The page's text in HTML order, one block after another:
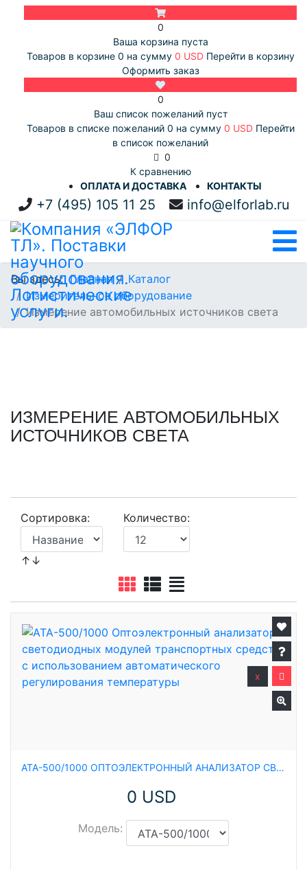
0
Ваша корзина пуста
Товаров в корзине 0 на сумму 0 USD Перейти в корзину
Оформить заказ
0
Ваш список пожеланий пуст
Товаров в списке пожеланий 0 на сумму 0 USD Перейти
в список пожеланий
0
К сравнению
ОПЛАТА И ДОСТАВКА
КОНТАКТЫ
+7 (495) 105 11 25 info@elforlab.ru
Вы здесь:Главная
Каталог
Измерительное оборудование
Измерение автомобильных источников света
ИЗМЕРЕНИЕ АВТОМОБИЛЬНЫХ
ИСТОЧНИКОВ СВЕТА
Сортировка:
↑↓
Количество:
ATA-500/1000 ОПТОЭЛЕКТРОННЫЙ АНАЛИЗАТОР СВЕТОДИОДНЫХ МОДУЛЕЙ ТРАНСПОРТНЫХ СРЕДСТВ С ИСПОЛЬЗОВАНИЕМ АВТОМАТИЧЕСКОГО РЕГУЛИРОВАНИЯ ТЕМПЕРАТУРЫ
0 USD
Модель:
x